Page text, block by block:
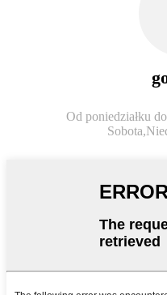
Od poniedziałku
Sobota,